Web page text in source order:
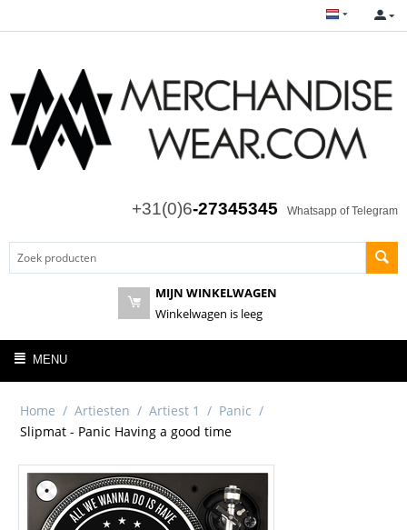
+31(0)6-27345345 Whatsapp of Telegram
MIJN WINKELWAGEN
Winkelwagen is leeg
MENU
Home / Artiesten / Artiest 1 / Panic /
Slipmat - Panic Having a good time